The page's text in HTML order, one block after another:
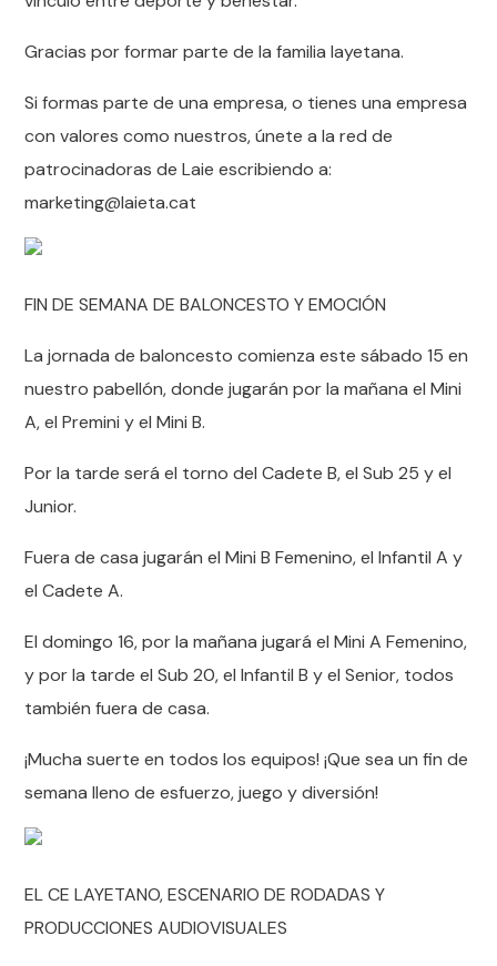
Gracias por formar parte de la familia layetana.
Si formas parte de una empresa, o tienes una empresa
con valores como nuestros, únete a la red de
patrocinadoras de Laie escribiendo a:
marketing@laieta.cat
FIN DE SEMANA DE BALONCESTO Y EMOCIÓN
La jornada de baloncesto comienza este sábado 15 en
nuestro pabellón, donde jugarán por la mañana el Mini
A, el Premini y el Mini B.
Por la tarde será el torno del Cadete B, el Sub 25 y el
Junior.
Fuera de casa jugarán el Mini B Femenino, el Infantil A y
el Cadete A.
El domingo 16, por la mañana jugará el Mini A Femenino,
y por la tarde el Sub 20, el Infantil B y el Senior, todos
también fuera de casa.
¡Mucha suerte en todos los equipos! ¡Que sea un fin de
semana lleno de esfuerzo, juego y diversión!
EL CE LAYETANO, ESCENARIO DE RODADAS Y
PRODUCCIONES AUDIOVISUALES